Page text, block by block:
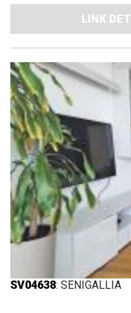
LINK
SV04638: SENIGALLIA